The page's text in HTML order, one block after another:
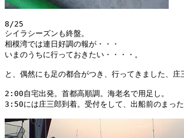
8/25
シイラシーズンも終盤。
相模湾では連日好調の報が・・・
いまのうちに行っておきたい・・・・。
と、偶然にも足の都合がつき、行ってきました、庄
2:00自宅出発。首都高順調。海老名で用足し。
3:50には庄三郎到着。受付をして、出船前のまった